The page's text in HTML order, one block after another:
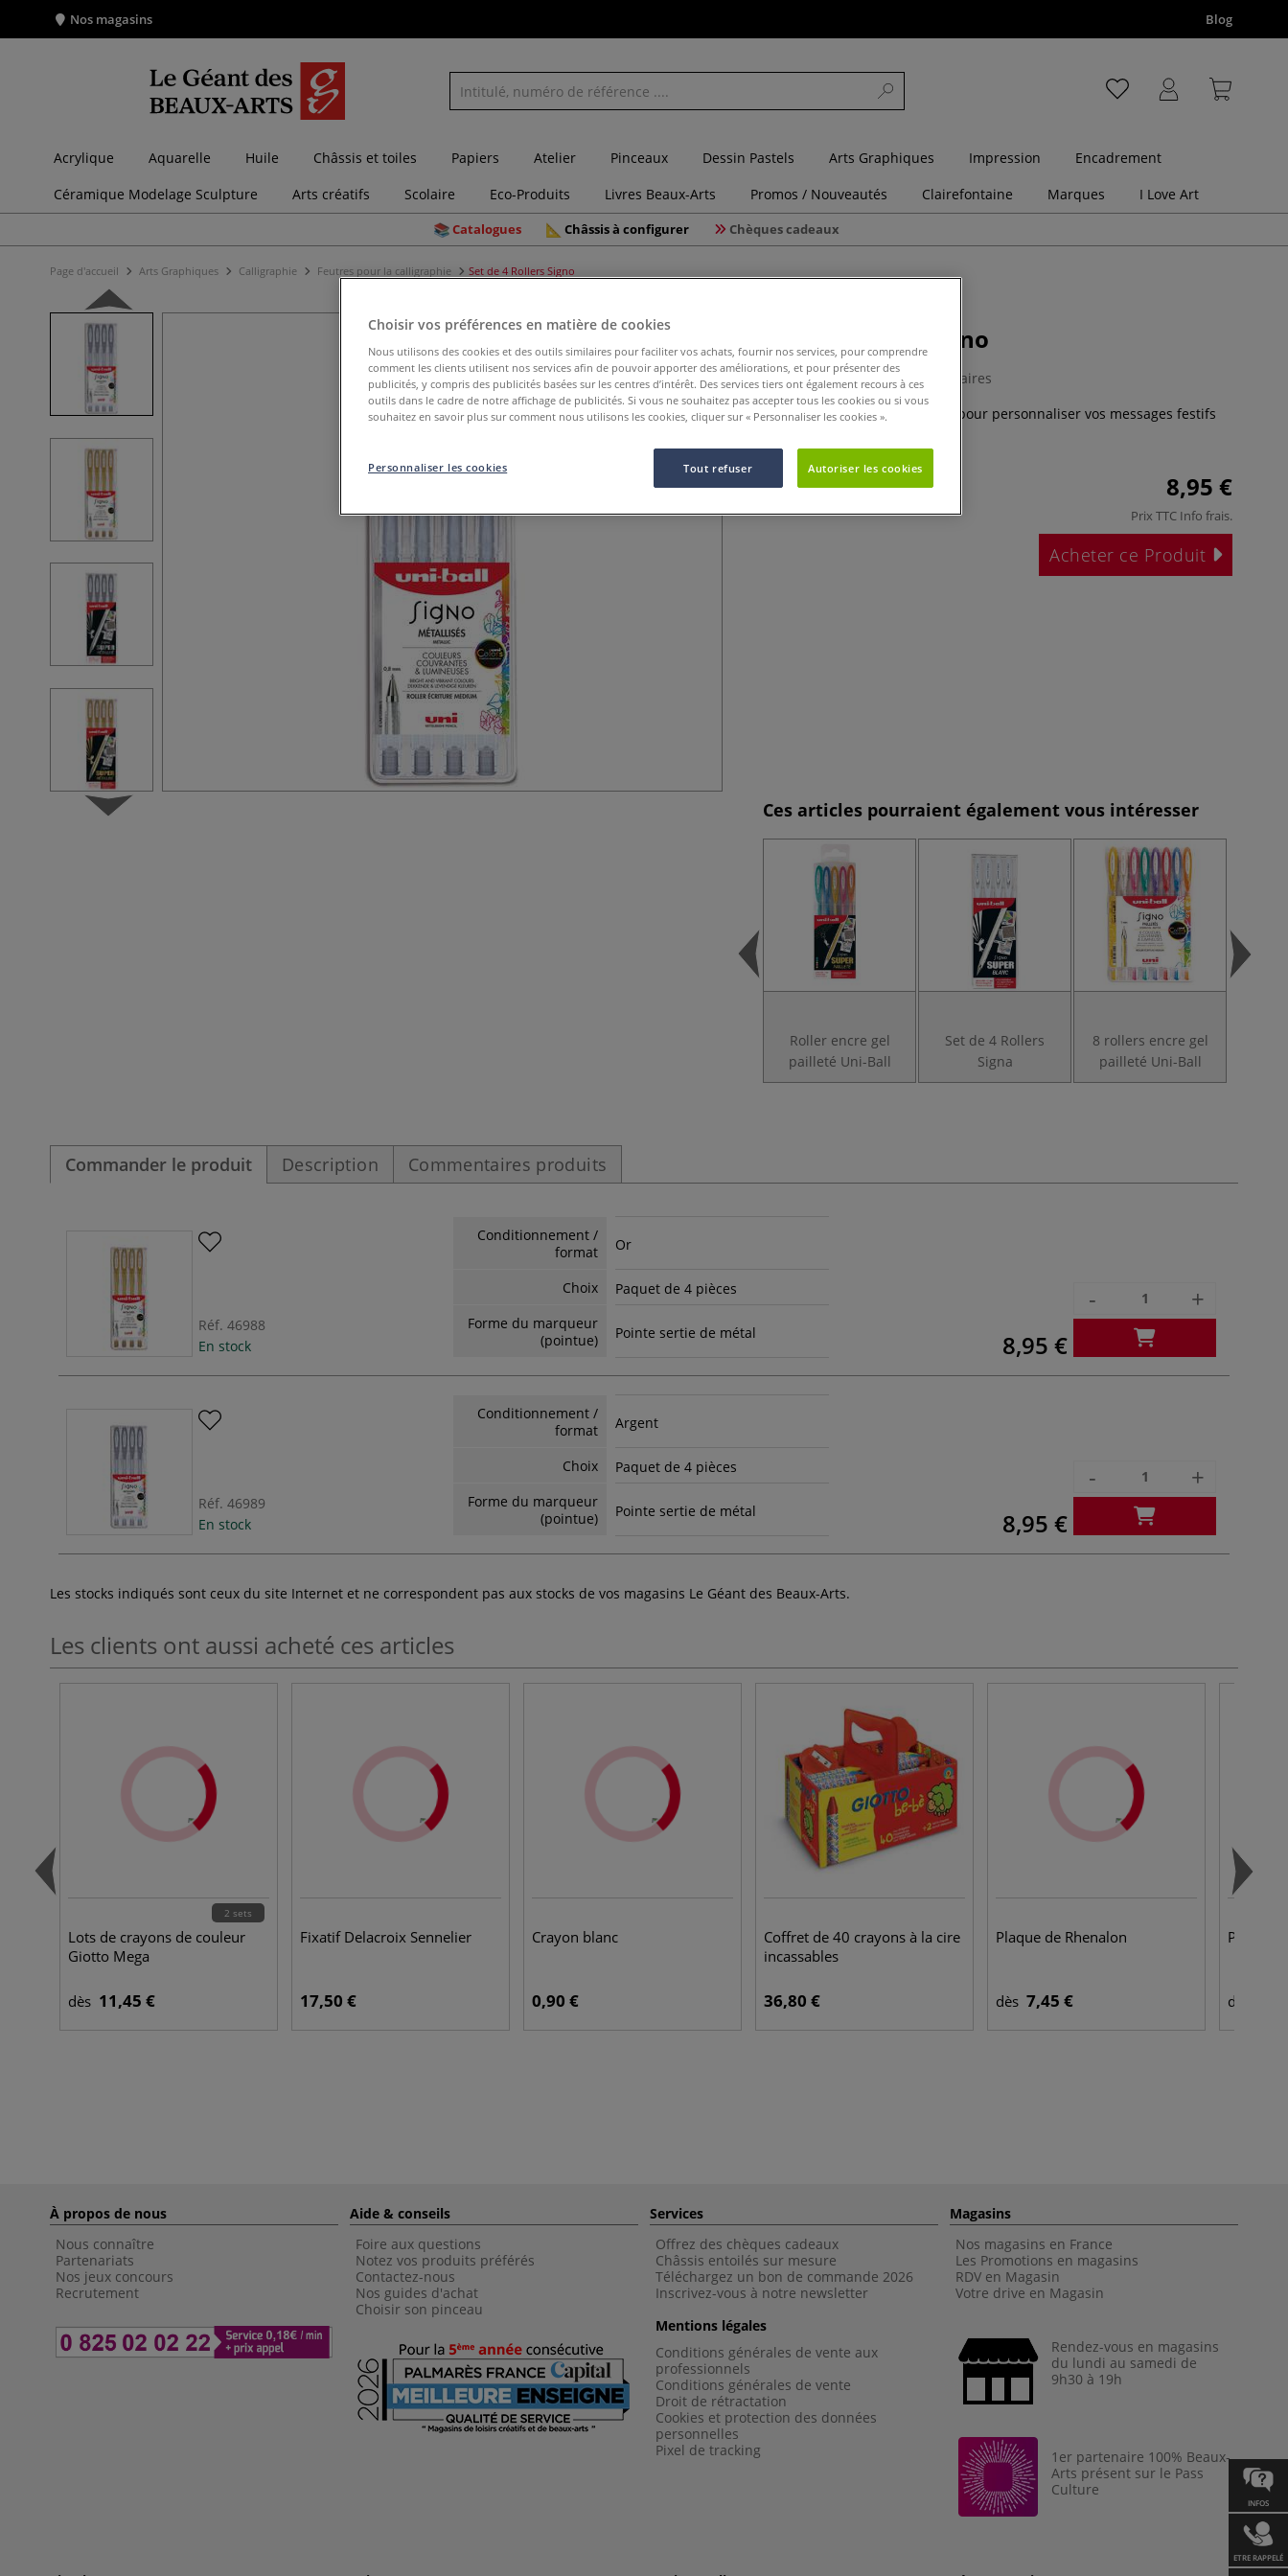
INFOS
ETRE RAPPELÉ
Nos magasins Blog
Acrylique Aquarelle Huile Châssis et toiles Papiers Atelier Pinceaux Dessin Pastels Arts Graphiques Impression
Encadrement
Céramique Modelage Sculpture
Arts créatifs Scolaire Eco-Produits Livres Beaux-Arts Promos / Nouveautés Clairefontaine Marques I Love Art
Catalogues Châssis à configurer Chèques cadeaux
Page d'accueil Arts Graphiques Calligraphie Feutres pour la calligraphie Set de 4 Rollers Signo
Set de 4 Rollers Signo
0 Commentaires
Ce set de Rollers Signo est idéal pour personnaliser vos messages festifs
8,95 €
Prix TTC Info frais.
Acheter ce Produit
Ces articles pourraient également vous intéresser
Roller encre gel
pailleté Uni-Ball
Set de 4 Rollers
Signa
8 rollers encre gel
pailleté Uni-Ball
Commander le produit Description Commentaires produits
Réf. 46988
En stock
Conditionnement /
format
Or
Choix
Paquet de 4 pièces
Forme du marqueur
(pointue)
Pointe sertie de métal 8,95 €
- +
Réf. 46989
En stock
Conditionnement /
format
Argent
Choix
Paquet de 4 pièces
Forme du marqueur
(pointue)
Pointe sertie de métal 8,95 €
- +
Les stocks indiqués sont ceux du site Internet et ne correspondent pas aux stocks de vos magasins Le Géant des Beaux-Arts.
Les clients ont aussi acheté ces articles
2 sets
Lots de crayons de couleur
Giotto Mega
dès 11,45 €
Fixatif Delacroix Sennelier
17,50 €
Crayon blanc
0,90 €
Coffret de 40 crayons à la cire
incassables
36,80 €
Plaque de Rhenalon
dès 7,45 €
Plaques
dès
À propos de nous
Nous connaître
Partenariats
Nos jeux concours
Recrutement
Aide & conseils
Foire aux questions
Notez vos produits préférés
Contactez-nous
Nos guides d'achat
Choisir son pinceau
Services
Offrez des chèques cadeaux
Châssis entoilés sur mesure
Téléchargez un bon de commande 2026
Inscrivez-vous à notre newsletter
Mentions légales
Conditions générales de vente aux
professionnels
Conditions générales de vente
Droit de rétractation
Cookies et protection des données
personnelles
Pixel de tracking
Magasins
Nos magasins en France
Les Promotions en magasins
RDV en Magasin
Votre drive en Magasin
Rendez-vous en magasins
du lundi au samedi de
9h30 à 19h
1er partenaire 100% Beaux-
Arts présent sur le Pass
Culture
Choisir vos préférences en matière de cookies
Nous utilisons des cookies et des outils similaires pour faciliter vos achats, fournir nos services, pour comprendre
comment les clients utilisent nos services afin de pouvoir apporter des améliorations, et pour présenter des
publicités, y compris des publicités basées sur les centres d’intérêt. Des services tiers ont également recours à ces
outils dans le cadre de notre affichage de publicités. Si vous ne souhaitez pas accepter tous les cookies ou si vous
souhaitez en savoir plus sur comment nous utilisons les cookies, cliquer sur « Personnaliser les cookies ».
Tout refuser Autoriser les cookies
Personnaliser les cookies